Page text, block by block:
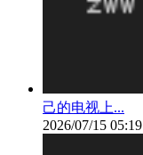
己的电视上...
2026/07/15 05:19